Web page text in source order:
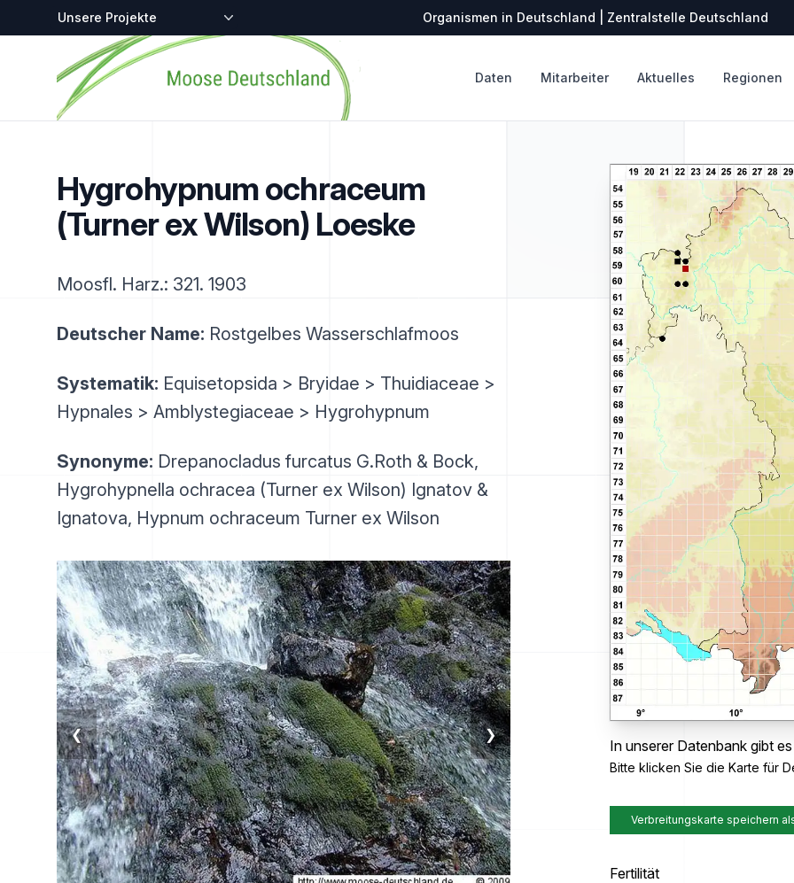
Zentralstellen-Projekte Organismen in Deutschland | Zentralstelle Deutschland
Startseite
Daten Mitarbeiter Aktuelles Regionen
Hygrohypnum ochraceum
(Turner ex Wilson) Loeske
Moosfl. Harz.: 321. 1903
Deutscher Name: Rostgelbes Wasserschlafmoos
Systematik: Equisetopsida > Bryidae > Thuidiaceae >
Hypnales > Amblystegiaceae > Hygrohypnum
Synonyme: Drepanocladus furcatus G.Roth & Bock,
Hygrohypnella ochracea (Turner ex Wilson) Ignatov &
Ignatova, Hypnum ochraceum Turner ex Wilson
❮ ❯
In unserer Datenbank gibt
Bitte klicken Sie die Karte für
Verbreitungskarte speichern
Fertilität